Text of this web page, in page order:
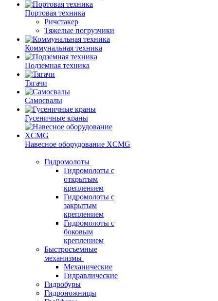
Портовая техника
Ричстакер
Тяжелые погрузчики
Коммунальная техника
Подземная техника
Тягачи
Самосвалы
Гусеничные краны
Навесное оборудование XCMG
Гидромолоты
Гидромолоты с
открытым
креплением
Гидромолоты с
закрытым
креплением
Гидромолоты с
боковым
креплением
Быстросъемные
механизмы
Механические
Гидравлические
Гидробуры
Гидроножницы